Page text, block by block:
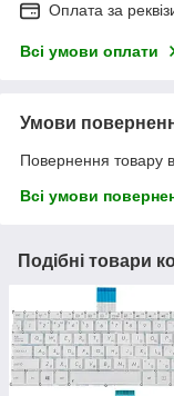
Оплата за
Всі умови оплати
Умови
Повернення товару
Всі умови
Подібні товари